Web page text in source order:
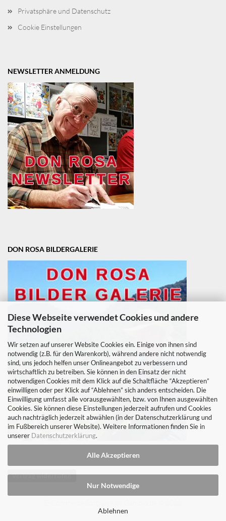
Diese Webseite verwendet Cookies und andere
Technologien
Wir setzen auf unserer Website Cookies ein. Einige von ihnen sind
notwendig (z.B. für den Warenkorb), während andere nicht notwendig
sind, uns jedoch helfen unser Onlineangebot zu verbessern und
wirtschaftlich zu betreiben. Sie können in den Einsatz der nicht
notwendigen Cookies mit dem Klick auf die Schaltfläche “Akzeptieren”
einwilligen oder per Klick auf “Ablehnen” sich anders entscheiden. Die
Einwilligung umfasst alle vorausgewählten, bzw. von Ihnen ausgewählten
Cookies. Sie können diese Einstellungen jederzeit aufrufen und Cookies
auch nachträglich jederzeit abwählen (in der Datenschutzerklärung und
im Fußbereich unserer Website). Weitere Informationen finden Sie in
unserer Datenschutzerklärung.
Alle Akzeptieren
Nur Notwendige
Ablehnen
Privatsphäre und Datenschutz
Cookie Einstellungen
NEWSLETTER ANMELDUNG
DON ROSA BILDERGALERIE
Vertrag widerrufen